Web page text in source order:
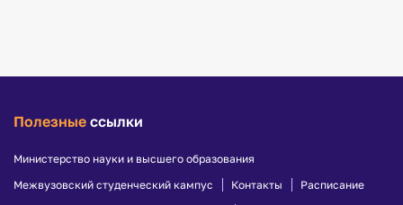
Полезные ссылки
Министерство науки и высшего образования
Межвузовский студенческий кампус
Контакты
Расписание